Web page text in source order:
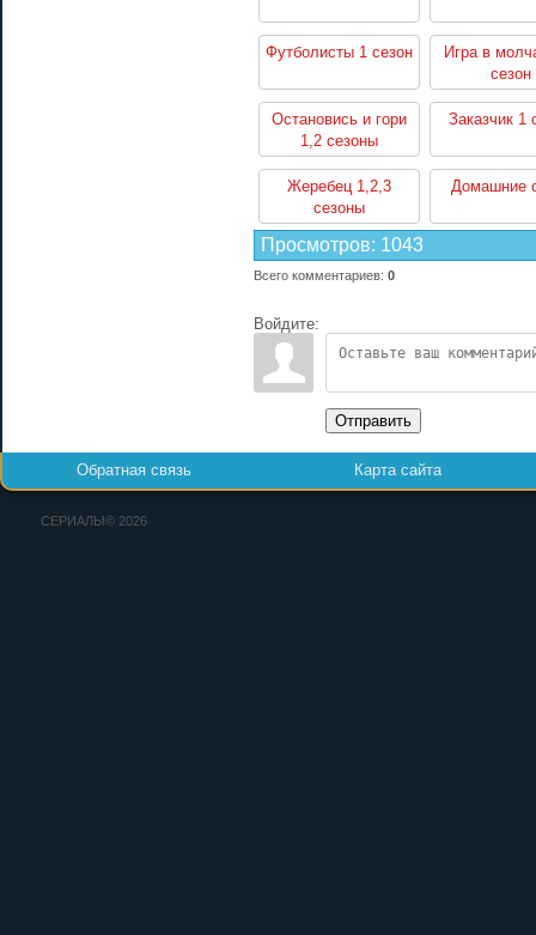
Футболисты 1 сезон
Игра в
сезон
Остановись и гори
1,2 сезоны
Заказчик 1
Жеребец 1,2,3
сезоны
Домашние
Просмотров: 1043
Всего комментариев: 0
Войдите:
Отправить
Обратная связь Карта сайта
СЕРИАЛЫ© 2026